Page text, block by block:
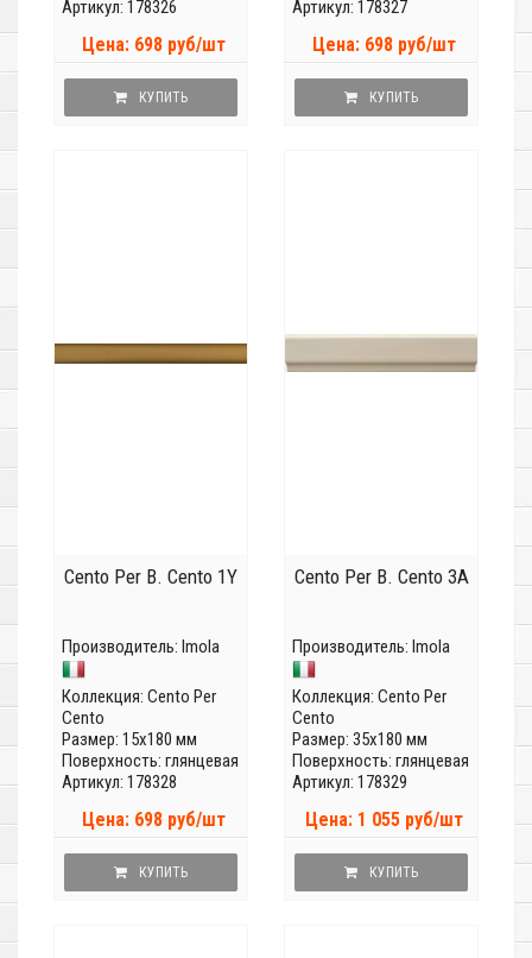
Артикул: 178326
Цена: 698 руб/шт
КУПИТЬ
Артикул: 178327
Цена: 698 руб/шт
КУПИТЬ
Cento Per B. Cento 1Y
Производитель: Imola
Коллекция: Cento Per
Cento
Размер: 15x180 мм
Поверхность: глянцевая
Артикул: 178328
Цена: 698 руб/шт
КУПИТЬ
Cento Per B. Cento 3A
Производитель: Imola
Коллекция: Cento Per
Cento
Размер: 35x180 мм
Поверхность: глянцевая
Артикул: 178329
Цена: 1 055 руб/шт
КУПИТЬ